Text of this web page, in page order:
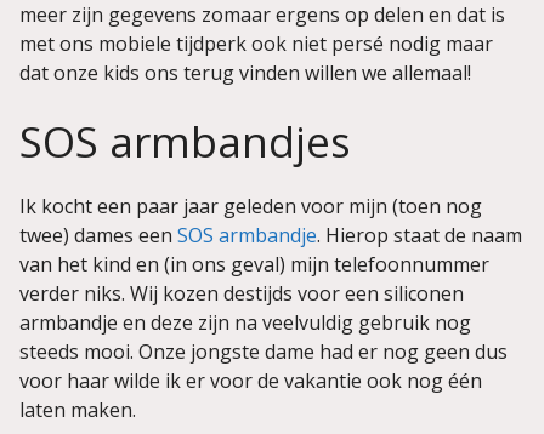
meer zijn gegevens zomaar ergens op delen en dat is
met ons mobiele tijdperk ook niet persé nodig maar
dat onze kids ons terug vinden willen we allemaal!
SOS armbandjes
Ik kocht een paar jaar geleden voor mijn (toen nog
twee) dames een SOS armbandje. Hierop staat de naam
van het kind en (in ons geval) mijn telefoonnummer
verder niks. Wij kozen destijds voor een siliconen
armbandje en deze zijn na veelvuldig gebruik nog
steeds mooi. Onze jongste dame had er nog geen dus
voor haar wilde ik er voor de vakantie ook nog één
laten maken.